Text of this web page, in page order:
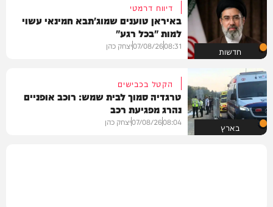
חדשות
דיווח דרמטי
באיראן טוענים שמוג'תבא חמינאי עשוי
למות "בכל רגע"
08:31
07/08/26יצחק כהן
בארץ
הקטל בכבישים
טרגדיה סמוך לבית שמש: רוכב אופניים
נהרג מפגיעת רכב
08:04
07/08/26יצחק כהן